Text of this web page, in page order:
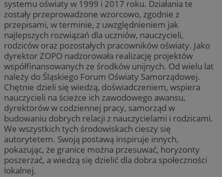
systemu oświaty w 1999 i 2017 roku. Działania te
zostały przeprowadzone wzorcowo, zgodnie z
przepisami, w terminie, z uwzględnieniem jak
najlepszych rozwiązań dla uczniów, nauczycieli,
rodziców oraz pozostałych pracowników oświaty. Jako
dyrektor ZOPO nadzorowała realizację projektów
współfinansowanych ze środków unijnych. Od wielu lat
należy do Śląskiego Forum Oświaty Samorządowej.
Chętnie dzieli się wiedzą, doświadczeniem, wspiera
nauczycieli na ścieżce ich zawodowego awansu,
dyrektorów w codziennej pracy, samorząd w
budowaniu dobrych relacji z nauczycielami i rodzicami.
We wszystkich tych środowiskach cieszy się
autorytetem. Swoją postawą inspiruje innych,
pokazując, że granice można przesuwać, horyzonty
poszerzać, a wiedzą się dzielić dla dobra społeczności
lokalnej.